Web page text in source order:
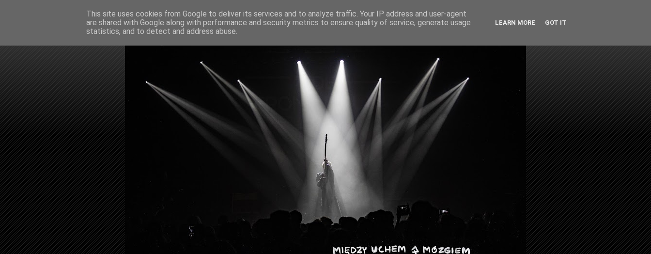
This site uses cookies from Google to deliver its services and to analyze traffic. Your IP address and user-agent
are shared with Google along with performance and security metrics to ensure quality of service, generate usage
statistics, and to detect and address abuse.
LEARN MORE GOT IT